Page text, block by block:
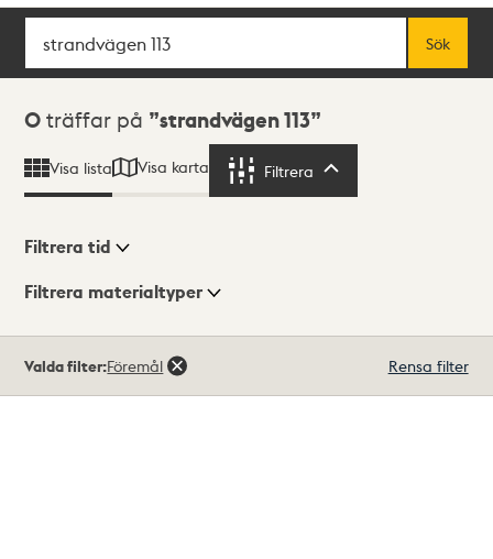
Sök
Sök
Sökresultat
0 träffar på strandvägen 113
Visa lista Visa karta Filtrera
Visningsläge
Filtrera tid
Filtrera materialtyper
träffar
Valda filter:Föremål Rensa filter